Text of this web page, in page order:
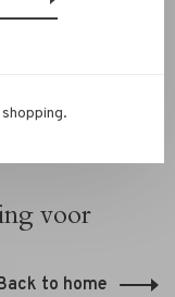
voor
to home